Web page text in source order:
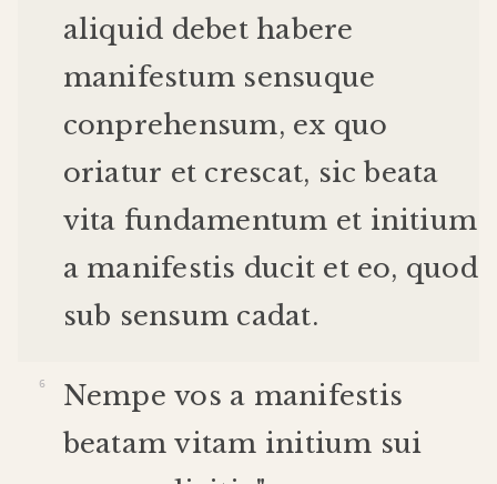
aliquid debet habere
manifestum sensuque
conprehensum, ex quo
oriatur et crescat, sic beata
vita fundamentum et initium
a manifestis ducit et eo, quod
sub sensum cadat.
Nempe vos a manifestis
beatam vitam initium sui